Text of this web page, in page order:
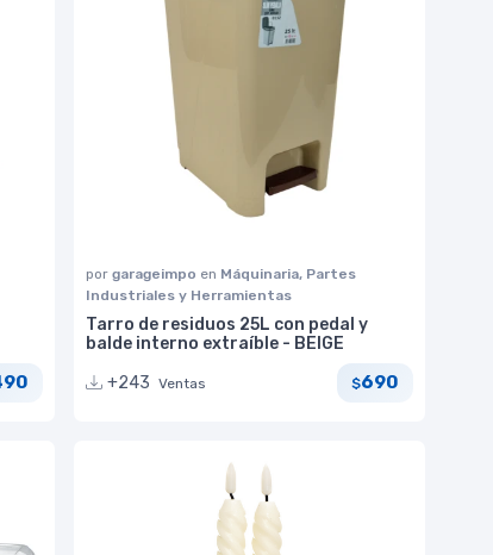
por garageimpo en Máquinaria, Partes
Industriales y Herramientas
Tarro de residuos 25L con pedal y
balde interno extraíble - BEIGE
+243 Ventas $690